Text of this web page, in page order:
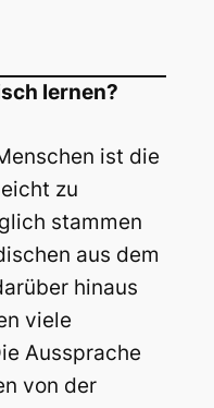
lernen?
ist die
zu
stammen
aus dem
hinaus
viele
Aussprache
von der